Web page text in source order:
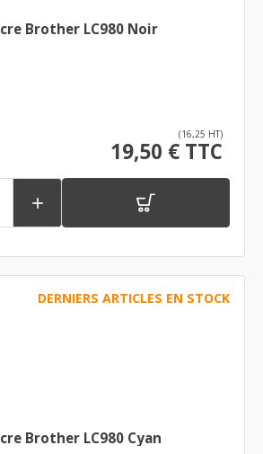
Brother LC980 Noir
(16,25 HT)
19,50 € TTC

DERNIERS ARTICLES EN STOCK
Brother LC980 Cyan